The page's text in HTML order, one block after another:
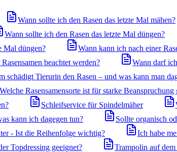
Wann sollte ich den Rasen das letzte Mal mähen?
Wann sollte ich den Rasen das letzte Mal düngen?
Mal düngen? Wann kann ich nach einer
beachtet werden?
Wann darf
schädigt Tierurin den Rasen – und was kann man
Welche Rasensamensorte ist für starke Beanspruchung
Schleifservice für Spindelmäher
kann ich dagegen tun? Sollte organisch
- Ist die Reihenfolge wichtig?
Ich habe
Topdressing geeignet?
Trampolin auf dem